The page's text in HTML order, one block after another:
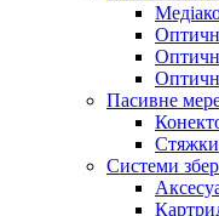
Пасивне
Стяжки
Системи